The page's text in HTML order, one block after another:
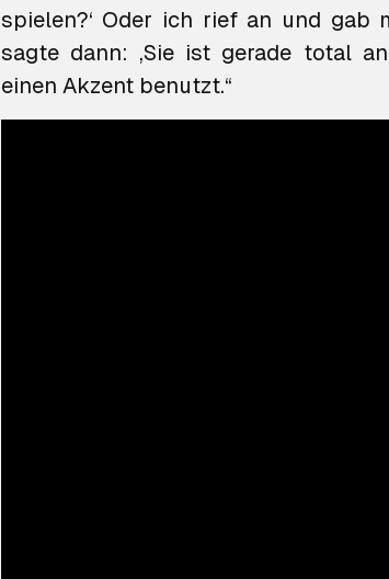
spielen?‘ Oder ich rief an und gab
sagte dann: ‚Sie ist gerade total
einen Akzent benutzt.“